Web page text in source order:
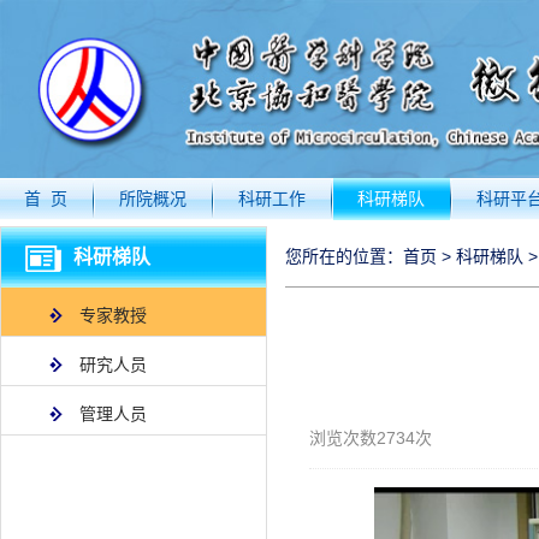
首 页 所院概况 科研工作 科研梯队 科研平
科研梯队
专家教授
研究人员
管理人员
您所在的位置： 首页 > 科研梯队
浏览次数2734次